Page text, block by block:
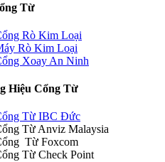
Từ
Rò Kim Loại
Rò Kim Loại
Xoay An Ninh
Hiệu Cổng Từ
Từ IBC Đức
Từ Anviz Malaysia
Từ Foxcom
Từ Check Point